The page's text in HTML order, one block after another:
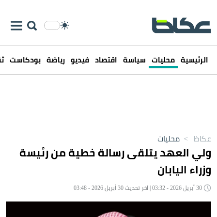
الرئيسية محليات سياسة اقتصاد فيديو رياضة بودكاست
عكاظ > محليات
ولي العهد يتلقى رسالة خطية من رئيسة
وزراء اليابان